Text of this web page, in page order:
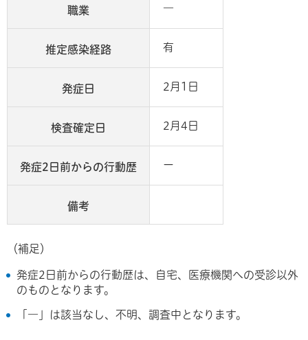
職業 ―
推定感染経路 有
発症日 2月1日
検査確定日 2月4日
発症2日前からの行動歴 ー
備考
（補足）
発症2日前からの行動歴は、自宅、医療機関への受診以外
のものとなります。
「―」は該当なし、不明、調査中となります。